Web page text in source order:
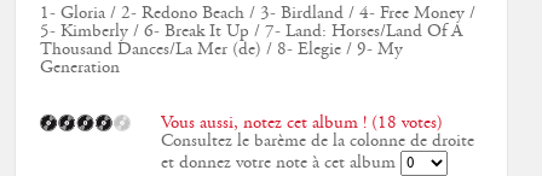
1- Gloria / 2- Redono Beach / 3- Birdland / 4- Free Money /
5- Kimberly / 6- Break It Up / 7- Land: Horses/Land Of A
Thousand Dances/La Mer (de) / 8- Elegie / 9- My
Generation
Vous aussi, notez cet album ! (18 votes)
Consultez le barème de la colonne de droite
et donnez votre note à cet album